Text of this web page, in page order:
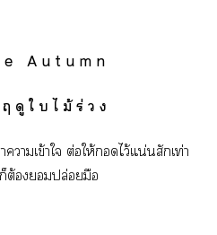
e A u t u m n
ดู ใ บ ไ ม้ ร่ ว ง
าเข้าใ ต่อให้ไว้แน่นสักเท่า
ต้องปล่อยมือ